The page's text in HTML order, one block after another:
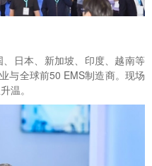
日本、新加坡、印度、越南等
与全球前50 EMS制造商。现场
温。